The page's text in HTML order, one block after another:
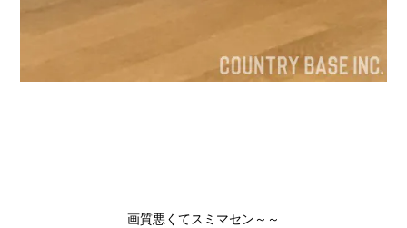
画質悪くてスミマセン～～